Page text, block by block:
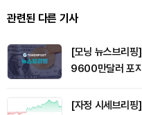
관련된 다른 기사
[모닝 뉴스브리
9600만달러 포
[자정 시세브리